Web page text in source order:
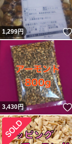
1,299円
3,430円